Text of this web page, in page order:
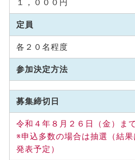
１，０００円
定員
各２０名程度
参加決定方法
募集締切日
令和４年８月２６日（金）ま
※申込多数の場合は抽選（結果
発表予定）